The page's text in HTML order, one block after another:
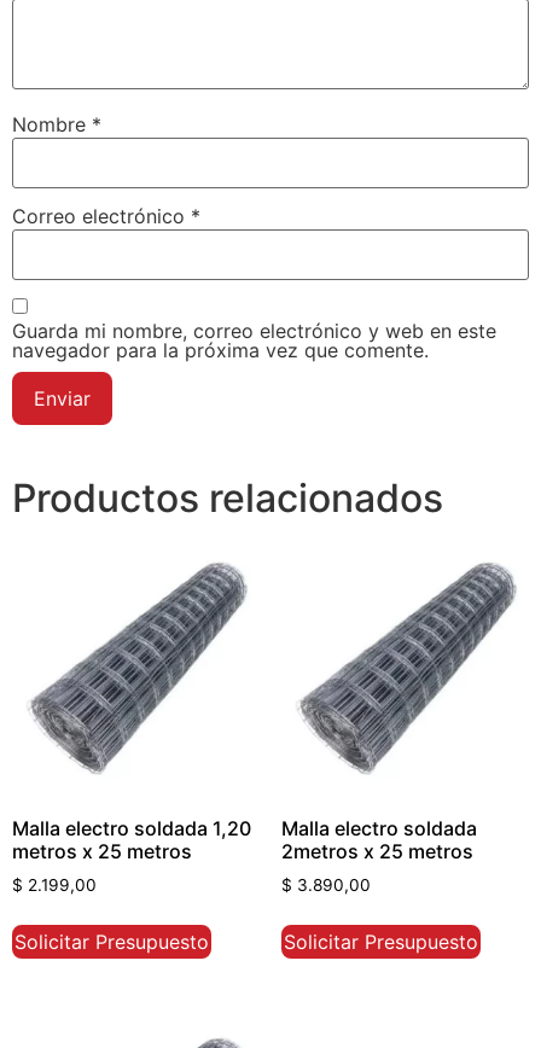
Nombre *
Correo electrónico *
Guarda mi nombre, correo electrónico y web en este
navegador para la próxima vez que comente.
Productos relacionados
Malla electro soldada 1,20
metros x 25 metros
$ 2.199,00
Solicitar Presupuesto
Malla electro soldada
2metros x 25 metros
$ 3.890,00
Solicitar Presupuesto